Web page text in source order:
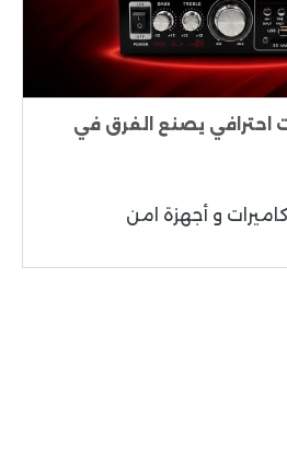
يصنع الفرق في
كاميرات و أجهزة امن